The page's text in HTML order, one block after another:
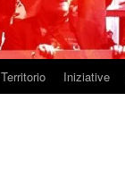
Territorio Iniziative